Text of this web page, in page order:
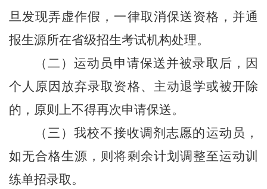
旦发现弄虚作假，一律取消保送资格，并通
报生源所在省级招生考试机构处理。
（二）运动员申请保送并被录取后，因
个人原因放弃录取资格、主动退学或被开除
的，原则上不得再次申请保送。
（三）我校不接收调剂志愿的运动员，
如无合格生源，则将剩余计划调整至运动训
练单招录取。